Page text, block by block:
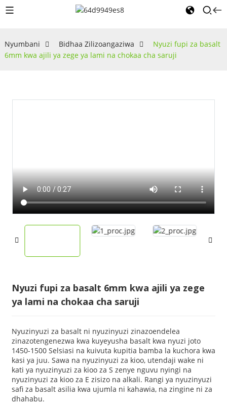
Nyumbani Bidhaa Zilizoangaziwa
Nyuzi fupi za basalt
6mm kwa ajili ya zege ya lami na chokaa cha saruji
Nyuzi fupi za basalt 6mm kwa ajili ya zege
ya lami na chokaa cha saruji
Nyuzinyuzi za basalt ni nyuzinyuzi zinazoendelea
zinazotengenezwa kwa kuyeyusha basalt kwa nyuzi joto
1450-1500 Selsiasi na kuivuta kupitia bamba la kuchora kwa
kasi ya juu. Sawa na nyuzinyuzi za kioo, utendaji wake ni
kati ya nyuzinyuzi za kioo za S zenye nguvu nyingi na
nyuzinyuzi za kioo za E zisizo na alkali. Rangi ya nyuzinyuzi
safi za basalt asilia kwa ujumla ni kahawia, na zingine ni za
dhahabu.